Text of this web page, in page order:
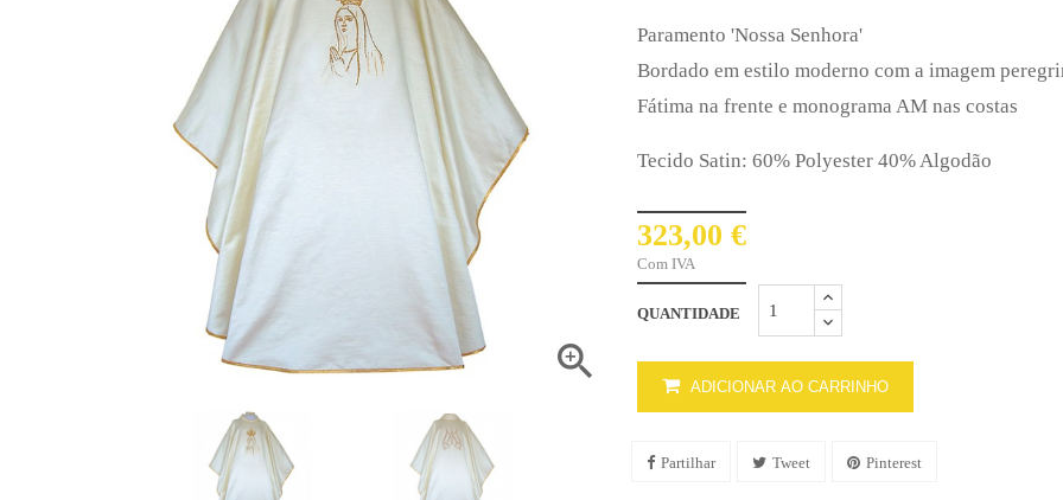

Paramento 'Nossa Senhora'
Bordado em estilo moderno com a imagem
Fátima na frente e monograma AM nas costas
Tecido Satin: 60% Polyester 40% Algodão
323,00 €
Com IVA
QUANTIDADE
ADICIONAR AO CARRINHO
Partilhar Tweet Pinterest